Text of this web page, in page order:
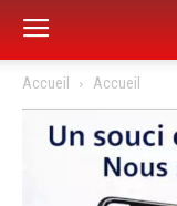
Accueil Accueil